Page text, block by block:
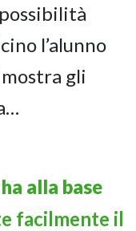
l’alunno
gli
alla base
facilmente il